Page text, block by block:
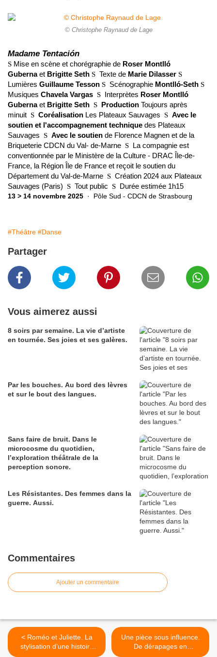
© Christophe Raynaud de Lage
Madame Tentación
S Mise en scène et chorégraphie de Roser Montlló
Gubernaet Brigitte Seth S Texte de Marie Dilasser S
Lumières Guillaume Tesson S Scénographie Montlló-Seth S
Musiques Chavela Vargas S Interprètes Roser Montlló
Gubernaet Brigitte Seth S Production Toujours après
minuit S Coréalisation Les Plateaux Sauvages S Avec le
soutien et l'accompagnement technique des Plateaux
Sauvages
S Avec le soutien de Florence Magnen et de la
Briqueterie CDCN du Val- de-Marne S La compagnie est
conventionnée par le Ministère de la Culture - DRAC Île-de-
France, la Région Île de France et reçoit le soutien du
Département du Val-de-Marne S Création 2024 aux Plateaux
Sauvages (Paris)
S Tout public S Durée estimée 1h15
13 > 14 novembre 2025 · Pôle Sud - CDCN de Strasbourg
#Théâtre #Danse
Partager
Vous aimerez aussi
8 soirs par semaine. La vie d’artiste
en tournée. Ses joies et ses galères.
Par les bouches. Au bord des lèvres
et sur le bout des langues.
Sans faire de bruit. Dans le
microcosme du quotidien,
l’exploration théâtrale de la
perception sonore.
Les Résistantes. Des femmes dans la
guerre. Aussi.
Commentaires
Ajouter un commentaire
< Roméo et Juliette. La
stylisation d’une histoire
Une pièce sous influence.
De dérapages en